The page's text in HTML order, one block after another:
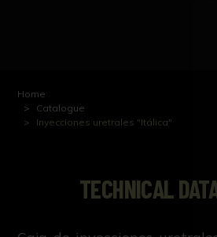
Home
Catalogue
Inyecciones uretrales "Itálica"
TECHNICAL